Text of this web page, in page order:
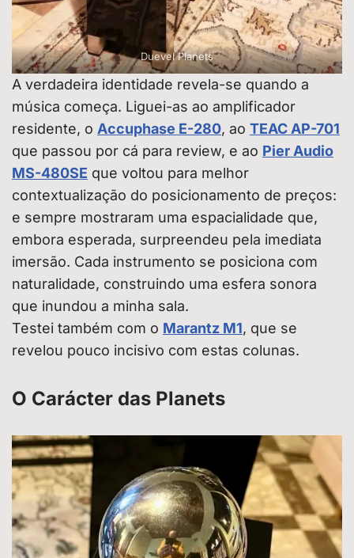
Duevel Planets
A verdadeira identidade revela-se quando a
música começa. Liguei-as ao amplificador
residente, o Accuphase E-280, ao TEAC AP-701
que passou por cá para review, e ao Pier Audio
MS-480SE que voltou para melhor
contextualização do posicionamento de preços:
e sempre mostraram uma espacialidade que,
embora esperada, surpreendeu pela imediata
imersão. Cada instrumento se posiciona com
naturalidade, construindo uma esfera sonora
que inundou a minha sala.
Testei também com o Marantz M1, que se
revelou pouco incisivo com estas colunas.
O Carácter das Planets